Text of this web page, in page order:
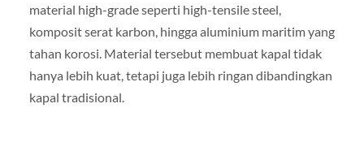
material high-grade seperti high-tensile steel,
komposit serat karbon, hingga aluminium maritim yang
tahan korosi. Material tersebut membuat kapal tidak
hanya lebih kuat, tetapi juga lebih ringan dibandingkan
kapal tradisional.